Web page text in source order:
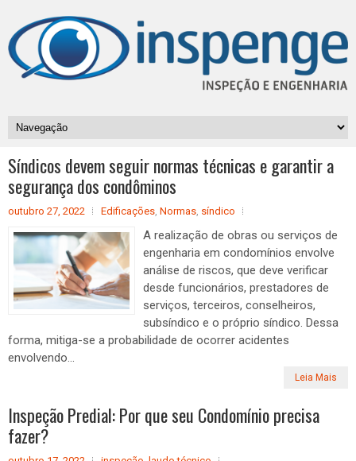
Síndicos devem seguir normas técnicas e garantir a
segurança dos condôminos
outubro 27, 2022 Edificações, Normas, síndico
A realização de obras ou serviços de
engenharia em condomínios envolve
análise de riscos, que deve verificar
desde funcionários, prestadores de
serviços, terceiros, conselheiros,
subsíndico e o próprio síndico. Dessa
forma, mitiga-se a probabilidade de ocorrer acidentes
envolvendo...
Leia Mais
Inspeção Predial: Por que seu Condomínio precisa
fazer?